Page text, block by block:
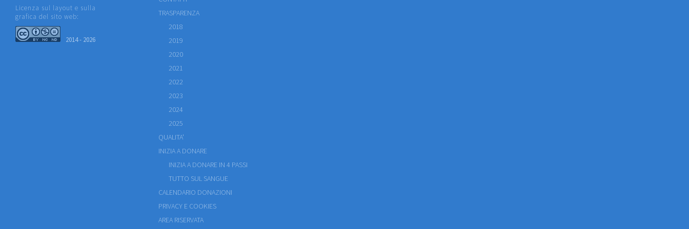
Licenza sul layout e sulla
grafica del sito web:
2014 - 2026
TRASPARENZA
2018
2019
2020
2021
2022
2023
2024
2025
QUALITA'
INIZIA A DONARE
INIZIA A DONARE IN 4 PASSI
TUTTO SUL SANGUE
CALENDARIO DONAZIONI
PRIVACY E COOKIES
AREA RISERVATA